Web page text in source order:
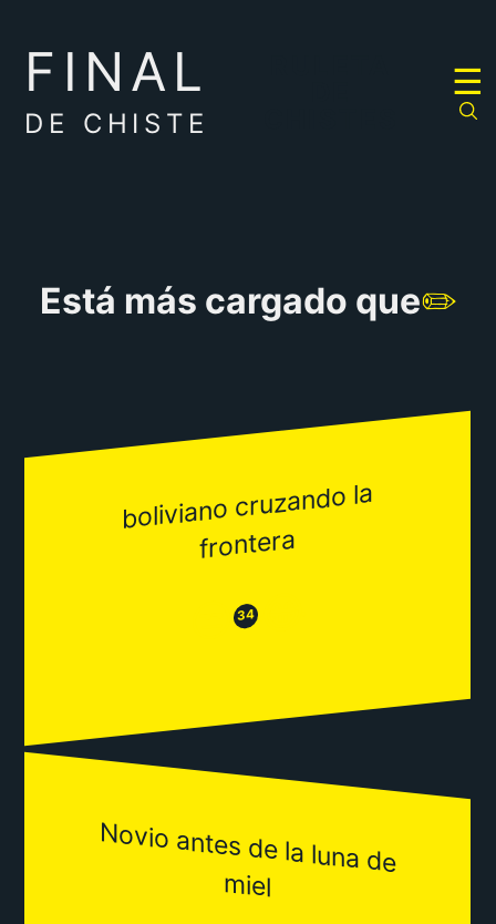
FINAL
DE CHISTE
☰
Está más cargado que✏️
boliviano cruzando la
frontera
😒34😂
Novio antes de la luna de
m
iel